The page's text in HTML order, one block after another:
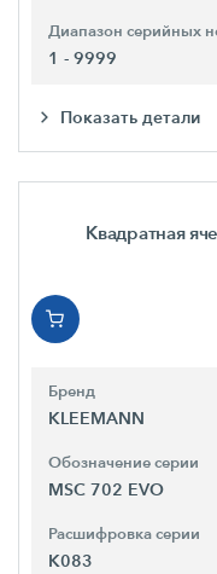
Диапазон серийных
1 - 9999
Показать детали
Квадратная
Бренд
KLEEMANN
Обозначение серии
MSC 702 EVO
Расшифровка серии
K083